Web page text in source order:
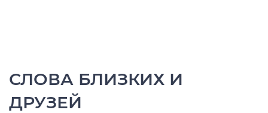
СЛОВА БЛИЗКИХ И
ДРУЗЕЙ